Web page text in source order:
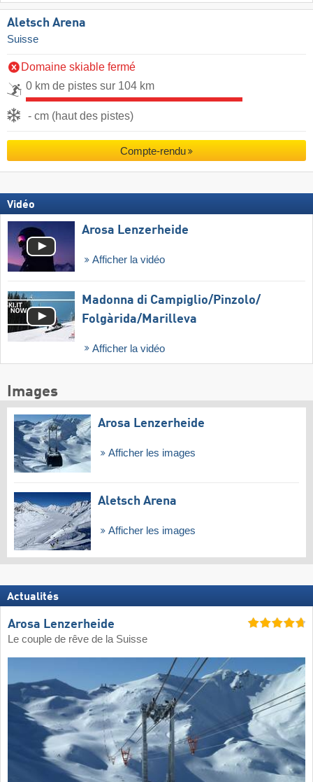
Aletsch Arena
Suisse
Domaine skiable fermé
0 km de pistes sur 104 km
- cm (haut des pistes)
Compte-rendu
Vidéo
Arosa Lenzerheide
Afficher la vidéo
Madonna di Campiglio/​Pinzolo/​
Folgàrida/​Marilleva
Afficher la vidéo
Images
Arosa Lenzerheide
Afficher les images
Aletsch Arena
Afficher les images
Actualités
Arosa Lenzerheide
Le couple de rêve de la Suisse